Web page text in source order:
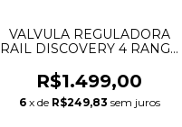
VALVULA REGULADORA
RAIL DISCOVERY 4 RANGE
LR020692 0281006017
R$1.499,00
6 x de R$249,83 sem juros